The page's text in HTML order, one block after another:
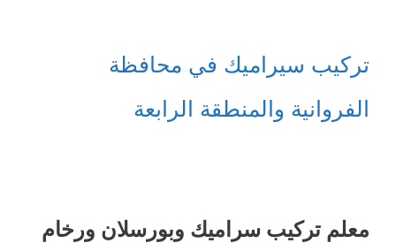
تركيب سيراميك في محافظة
الفروانية والمنطقة الرابعة
معلم ترکیب سرامیك وبورسلان ورخام